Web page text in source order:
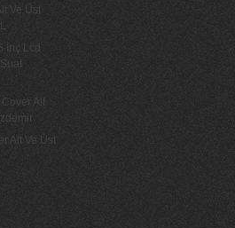
Ve Üst
İnç Lcd
Suat
Alt
Alt Ve Üst